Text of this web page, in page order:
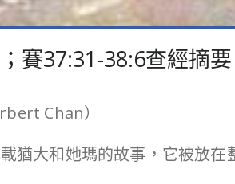
賽37:31-38:6查經摘
Chan）
猶大和她瑪的故事，它被放